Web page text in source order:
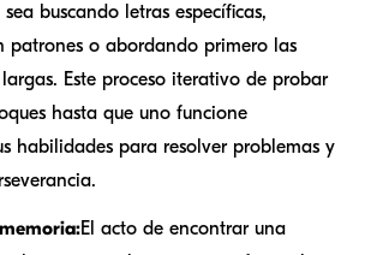
buscando letras específicas,
patrones o abordando primero las
Este proceso iterativo de probar
hasta que uno funcione
habilidades para resolver problemas y
El acto de encontrar una